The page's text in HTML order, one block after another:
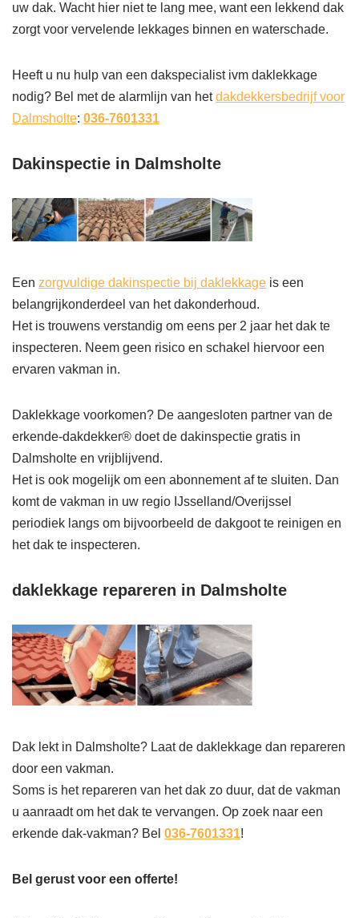
uw dak. Wacht hier niet te lang mee, want een lekkend dak
zorgt voor vervelende lekkages binnen en waterschade.
Heeft u nu hulp van een dakspecialist ivm daklekkage
nodig? Bel met de alarmlijn van hetdakdekkersbedrijf voor
Dalmsholte: 036-7601331
Dakinspectie in Dalmsholte
Een zorgvuldige dakinspectie bij daklekkage is een
belangrijkonderdeel van het dakonderhoud.
Het is trouwens verstandig om eens per 2 jaar het dak te
inspecteren. Neem geen risico en schakel hiervoor een
ervaren vakman in.
Daklekkage voorkomen? De aangesloten partner van de
erkende-dakdekker® doet de dakinspectie gratis in
Dalmsholte en vrijblijvend.
Het is ook mogelijk om een abonnement af te sluiten. Dan
komt de vakman in uw regio IJsselland/Overijssel
periodiek langs om bijvoorbeeld de dakgoot te reinigen en
het dak te inspecteren.
daklekkage repareren in Dalmsholte
Dak lekt in Dalmsholte? Laat de daklekkage dan repareren
door een vakman.
Soms is het repareren van het dak zo duur, dat de vakman
u aanraadt om het dak te vervangen. Op zoek naar een
erkende dak-vakman? Bel 036-7601331!
Bel gerust voor een offerte!